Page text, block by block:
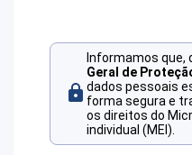
Informamos que,
Geral de
dados pessoais
forma segura e
os direitos do
individual (MEI).